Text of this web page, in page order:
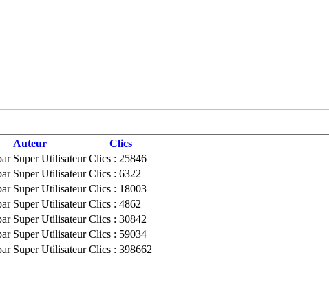
Auteur
Clics
Super Utilisateur Clics : 25846
Super Utilisateur Clics : 6322
Super Utilisateur Clics : 18003
Super Utilisateur Clics : 4862
Super Utilisateur Clics : 30842
Super Utilisateur Clics : 59034
Super Utilisateur Clics : 398662